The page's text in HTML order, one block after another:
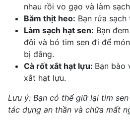
nhau rồi vo gạo và làm
Băm thịt heo: Bạn rửa
Làm sạch hạt sen: Bạn
đôi và bỏ tim sen đi để
bị đắng.
Cà rốt xắt hạt lựu: Bạn bào
xắt hạt lựu.
Lưu ý: Bạn có thể giữ lại tim
tác dụng an thần và chữa mất